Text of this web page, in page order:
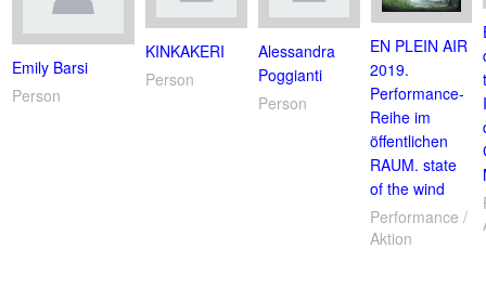
Emily Barsi
Person
KINKAKERI
Person
Alessandra
Poggianti
Person
EN PLEIN AIR
2019.
Performance-
Reihe im
öffentlichen
RAUM. state
of the wind
Performance /
Aktion